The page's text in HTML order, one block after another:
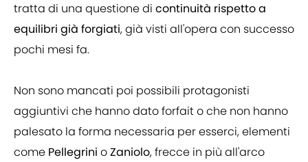
tratta di una questione di continuità rispetto a
equilibri già forgiati, già visti all'opera con successo
pochi mesi fa.
Non sono mancati poi possibili protagonisti
aggiuntivi che hanno dato forfait o che non hanno
palesato la forma necessaria per esserci, elementi
come Pellegrini oZaniolo, frecce in più all'arco